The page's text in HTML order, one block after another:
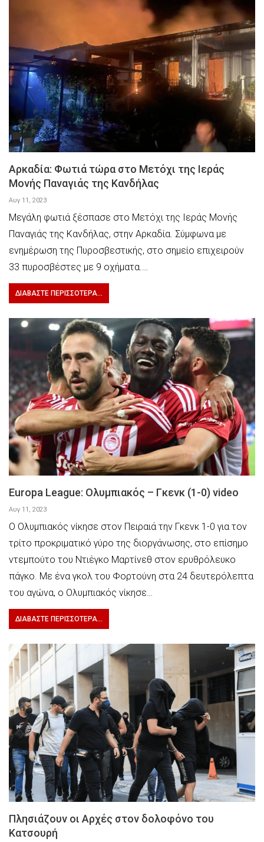
Αρκαδία: Φωτιά τώρα στο Μετόχι της Ιεράς
Μονής Παναγιάς της Κανδήλας
Αυγ 11, 2023
Μεγάλη φωτιά ξέσπασε στο Μετόχι της Ιεράς Μονής
Παναγιάς της Κανδήλας, στην Αρκαδία. Σύμφωνα με
ενημέρωση της Πυροσβεστικής, στο σημείο επιχειρούν
33 πυροσβέστες με 9 οχήματα.…
ΔΙΑΒΆΣΤΕ ΠΕΡΙΣΣΌΤΕΡΑ...
Europa League: Ολυμπιακός – Γκενκ (1-0) video
Αυγ 11, 2023
Ο Ολυμπιακός νίκησε στον Πειραιά την Γκενκ 1-0 για τον
τρίτο προκριματικό γύρο της διοργάνωσης, στο επίσημο
ντεμπούτο του Ντιέγκο Μαρτίνεθ στον ερυθρόλευκο
πάγκο. Με ένα γκολ του Φορτούνη στα 24 δευτερόλεπτα
του αγώνα, ο Ολυμπιακός νίκησε…
ΔΙΑΒΆΣΤΕ ΠΕΡΙΣΣΌΤΕΡΑ...
Πλησιάζουν οι Αρχές στον δολοφόνο του
Κατσουρή